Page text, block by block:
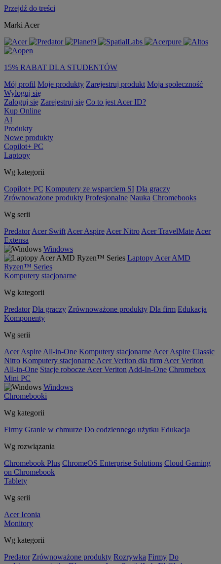
Przejdź do treści
Marki Acer
15% RABAT DLA STUDENTÓW
Mój profil Moje produkty Zarejestruj produkt Moja społeczność
Wyloguj się
Zaloguj się Zarejestruj się Co to jest Acer ID?
Kup Online
AI
Produkty
Nowe produkty
Copilot+ PC
Laptopy
Wg kategorii
Copilot+ PC Komputery ze wsparciem SI Dla graczy
Zrównoważone produkty Profesjonalne Nauka Chromebooks
Wg serii
Predator Acer Swift Acer Aspire Acer Nitro Acer TravelMate Acer
Extensa
Windows
Laptopy Acer AMD
Ryzen™ Series
Komputery stacjonarne
Wg kategorii
Predator Dla graczy Zrównoważone produkty Dla firm Edukacja
Komponenty
Wg serii
Acer Aspire All-in-One Komputery stacjonarne Acer Aspire Classic
Nitro Komputery stacjonarne Acer Veriton dla firm Acer Veriton
All-in-One Stacje robocze Acer Veriton Add-In-One Chromebox
Mini PC
Windows
Chromebooki
Wg kategorii
Firmy Granie w chmurze Do codziennego użytku Edukacja
Wg rozwiązania
Chromebook Plus ChromeOS Enterprise Solutions Cloud Gaming
on Chromebook
Tablety
Wg serii
Acer Iconia
Monitory
Wg kategorii
Predator Zrównoważone produkty Rozrywka Firmy Do